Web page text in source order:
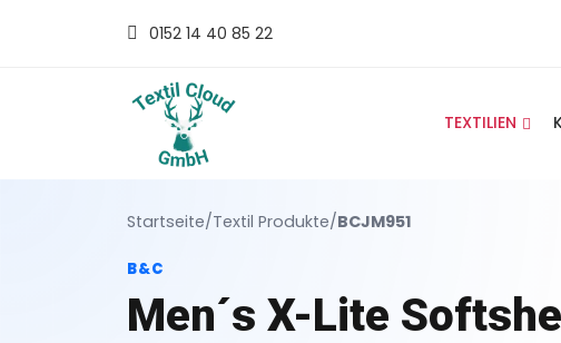
0152 14 40 85 22
TEXTILIEN
Startseite/Textil Produkte/BCJM951
B&C
Men´s X-Lite Softshell